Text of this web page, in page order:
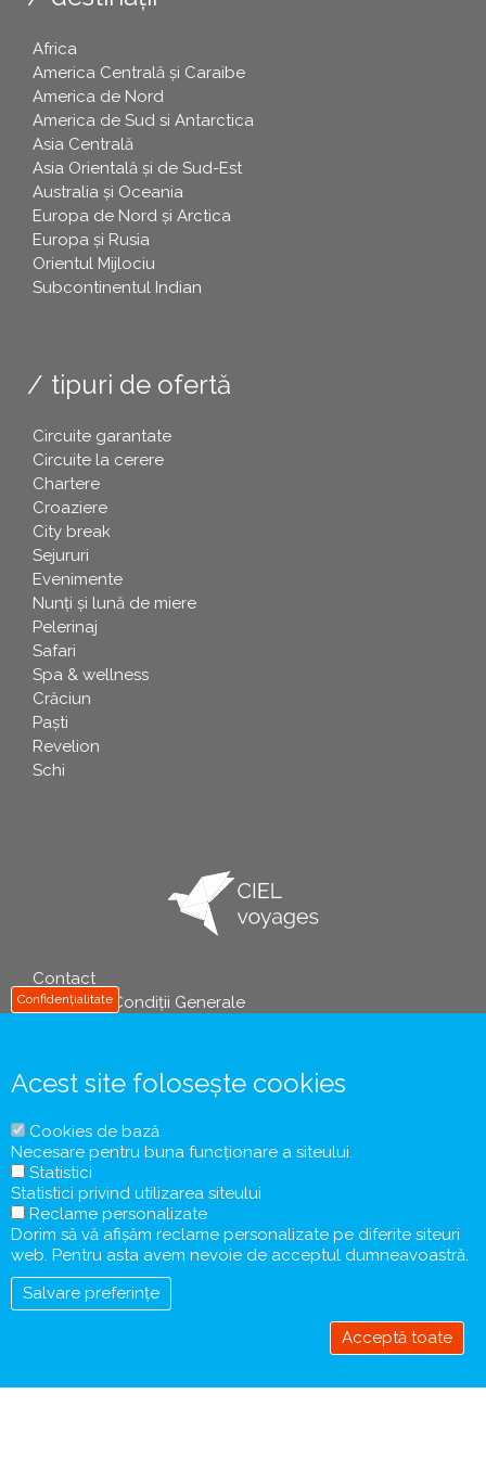
Africa
America Centrală și Caraibe
America de Nord
America de Sud si Antarctica
Asia Centrală
Asia Orientală și de Sud-Est
Australia și Oceania
Europa de Nord și Arctica
Europa și Rusia
Orientul Mijlociu
Subcontinentul Indian
tipuri de ofertă
Circuite garantate
Circuite la cerere
Chartere
Croaziere
City break
Sejururi
Evenimente
Nunți și lună de miere
Pelerinaj
Safari
Spa & wellness
Crăciun
Paşti
Revelion
Schi
info
Contact
Termeni și Condiții Generale
Turistului
Contract de Comercializare a Pachetelor de Servicii
Tichete / Vouchere de Vacanță
Coronavirus COVID-19
Protecția Consumatorului
Confidențialitate
Acest site folosește cookies
Cookies de bază
Necesare pentru buna funcționare a siteului.
Statistici
Statistici privind utilizarea siteului
Reclame personalizate
Dorim să vă afișăm reclame personalizate pe diferite siteuri
web. Pentru asta avem nevoie de acceptul dumneavoastră.
Salvare preferințe
Acceptă toate
Retrage
acceptul